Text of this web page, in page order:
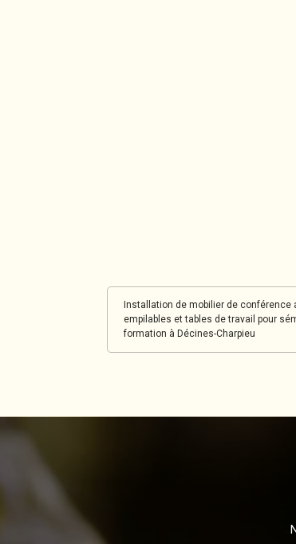
Installation de mobilier de conférence
empilables et tables de travail pour
formation à Décines-Charpieu